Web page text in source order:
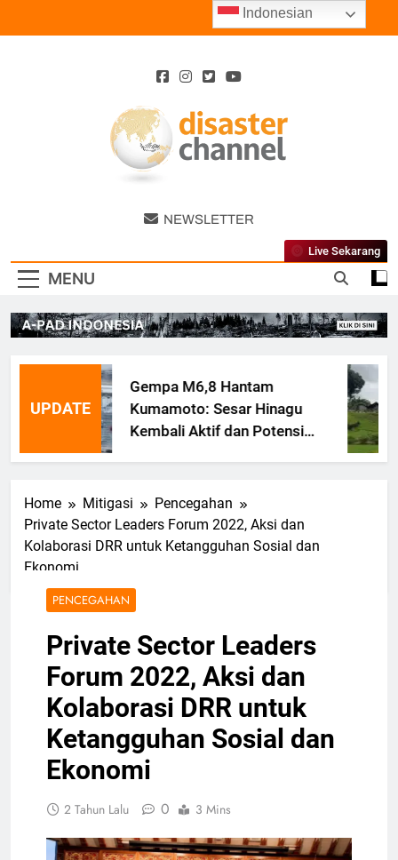
Disaster
Channel
NEWSLETTER
MENU
Live Sekarang
UPDATE
Gempa M6,8 Hantam
Kumamoto: Sesar Hinagu
Kembali Aktif dan Potensi
Gempa Susulan
Home Mitigasi
Pencegahan
Private Sector Leaders Forum 2022, Aksi dan
Kolaborasi DRR untuk Ketangguhan Sosial dan
Ekonomi
PENCEGAHAN
Private Sector Leaders
Forum 2022, Aksi dan
Kolaborasi DRR untuk
Ketangguhan Sosial dan
Ekonomi
2 Tahun Lalu 0 3 Mins
Indonesian